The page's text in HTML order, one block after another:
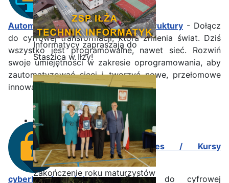
Informatycy zapraszają do
Staszica w Iłży!
Zakończenie roku maturzystów
Automation/Automatyzacja infrastruktury - Dołącz
do cyfrowej transformacji, która zmienia świat. Dziś
wszystko jest programowalne, nawet sieć. Rozwiń
swoje umiejętności w zakresie oprogramowania, aby
zautomatyzować sieci i tworzyć nowe, przełomowe
innowacje
Cybersecurity courses / Kursy
cyberbezpieczeństwa- Dołącz do cyfrowej